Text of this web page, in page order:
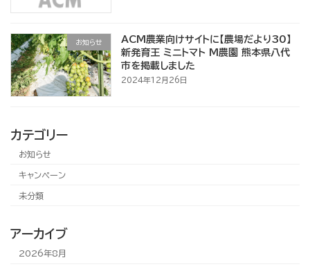
お知らせ
ACM農業向けサイトに【農場だより30】
新発育王 ミニトマト M農園 熊本県八代
市を掲載しました
2024年12月26日
カテゴリー
お知らせ
キャンペーン
未分類
アーカイブ
2026年8月